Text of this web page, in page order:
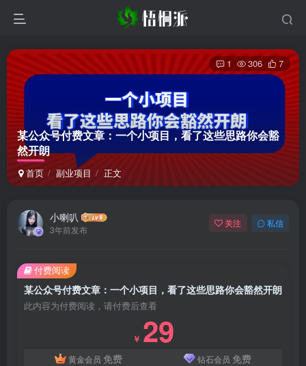
某公众号付费文章：一个小项目，看了这些思路你会豁
然开朗
首页 副业项目 正文
1 306 7
小喇叭
3年前发布
关注 私信
某公众号付费文章：一个小项目，看了这些思路你会豁然开朗
此内容为付费阅读，请付费后查看
￥ 29
黄金会员 免费 钻石会员 免费
付费阅读